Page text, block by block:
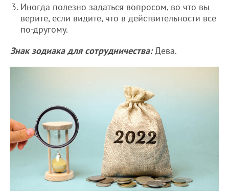
Иногда полезно задаться вопросом, во что вы
верите, если видите, что в действительности все
по-другому.
Знак зодиака для сотрудничества:Дева.